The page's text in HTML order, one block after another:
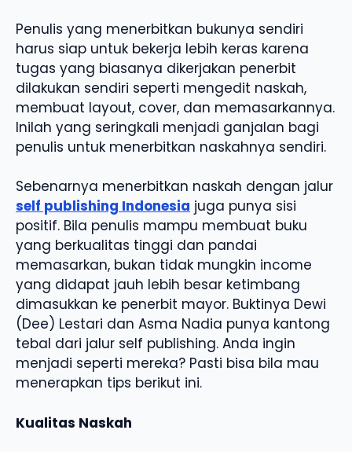
Penulis yang menerbitkan bukunya sendiri
harus siap untuk bekerja lebih keras karena
tugas yang biasanya dikerjakan penerbit
dilakukan sendiri seperti mengedit naskah,
membuat layout, cover, dan memasarkannya.
Inilah yang seringkali menjadi ganjalan bagi
penulis untuk menerbitkan naskahnya sendiri.
Sebenarnya menerbitkan naskah dengan jalur
self publishing Indonesia juga punya sisi
positif. Bila penulis mampu membuat buku
yang berkualitas tinggi dan pandai
memasarkan, bukan tidak mungkin income
yang didapat jauh lebih besar ketimbang
dimasukkan ke penerbit mayor. Buktinya Dewi
(Dee) Lestari dan Asma Nadia punya kantong
tebal dari jalur self publishing. Anda ingin
menjadi seperti mereka? Pasti bisa bila mau
menerapkan tips berikut ini.
Kualitas Naskah